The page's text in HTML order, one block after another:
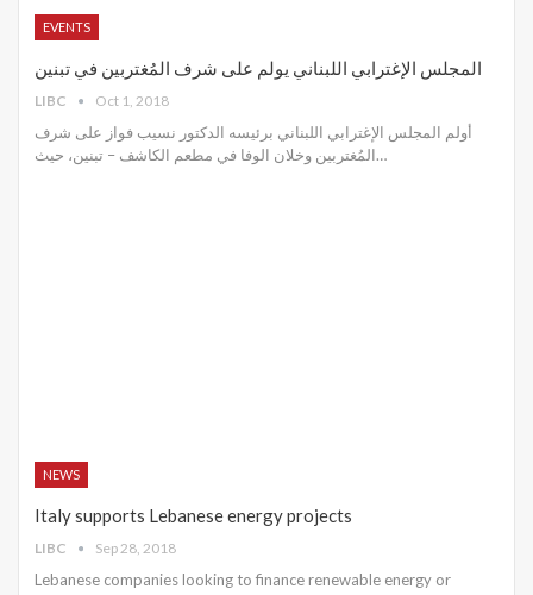
EVENTS
المجلس الإغترابي اللبناني يولم على شرف المُغتربين في تبنين
LIBC Oct 1, 2018
أولم المجلس الإغترابي اللبناني برئيسه الدكتور نسيب فواز على شرف
المُغتربين وخلان الوفا في مطعم الكاشف – تبنين، حيث…
NEWS
Italy supports Lebanese energy projects
LIBC Sep 28, 2018
Lebanese companies looking to finance renewable energy or